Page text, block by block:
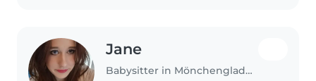
Jane
Babysitter in Mönchengladbach